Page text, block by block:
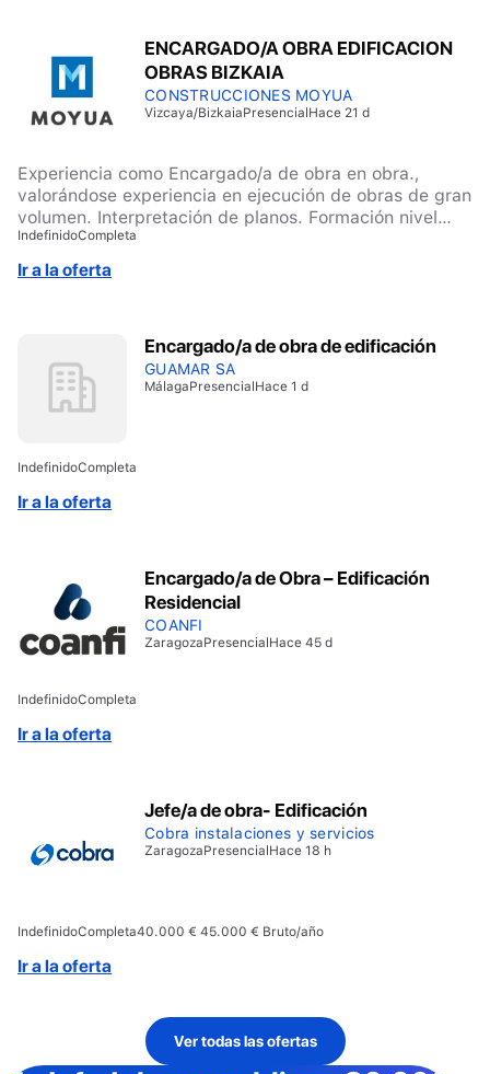
ENCARGADO/A OBRA EDIFICACION
OBRAS BIZKAIA
CONSTRUCCIONES MOYUA
Vizcaya/BizkaiaPresencialHace 21 d
Experiencia como Encargado/a de obra en obra.,
valorándose experiencia en ejecución de obras de gran
volumen. Interpretación de planos. Formación nivel
Básico de Prevención de Riesgos Laborales
IndefinidoCompleta
Ir a la oferta
Encargado/a de obra de edificación
GUAMAR SA
MálagaPresencialHace 1 d
IndefinidoCompleta
Ir a la oferta
Encargado/a de Obra – Edificación
Residencial
COANFI
ZaragozaPresencialHace 45 d
IndefinidoCompleta
Ir a la oferta
Jefe/a de obra- Edificación
Cobra instalaciones y servicios
ZaragozaPresencialHace 18 h
IndefinidoCompleta40.000 € 45.000 € Bruto/año
Ir a la oferta
Ver todas las ofertas